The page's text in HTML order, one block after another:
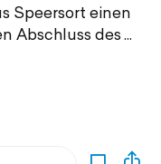
Speersort einen
Abschluss des